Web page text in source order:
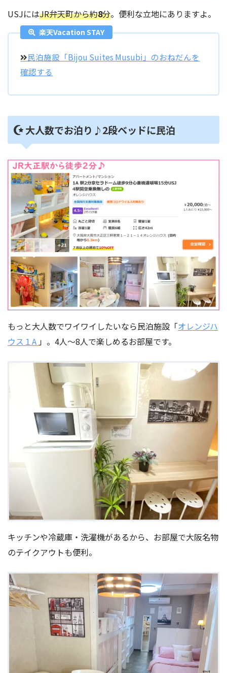
USJにはJR弁天町から約8分。便利な立地にありますよ。
楽天Vacation STAY
民泊施設「Bijou Suites Musubi」のおねだんを
確認する
大人数でお泊り♪2段ベッドに民泊
もっと大人数でワイワイしたいなら民泊施設「オレンジハ
ウス１A 」。4人～8人で楽しめるお部屋です。
キッチンや冷蔵庫・洗濯機があるから、お部屋で大阪名物
のテイクアウトも便利。